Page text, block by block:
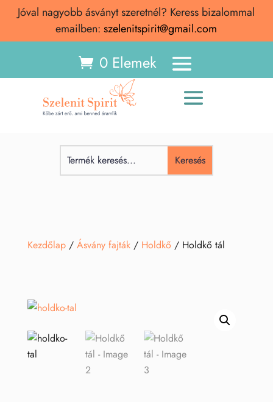
Jóval nagyobb ásványt szeretnél? Keress bizalommal
emailben: szelenitspirit@gmail.com
0 Elemek
Kezdőlap/ Ásvány fajták/ Holdkő/ Holdkő tál